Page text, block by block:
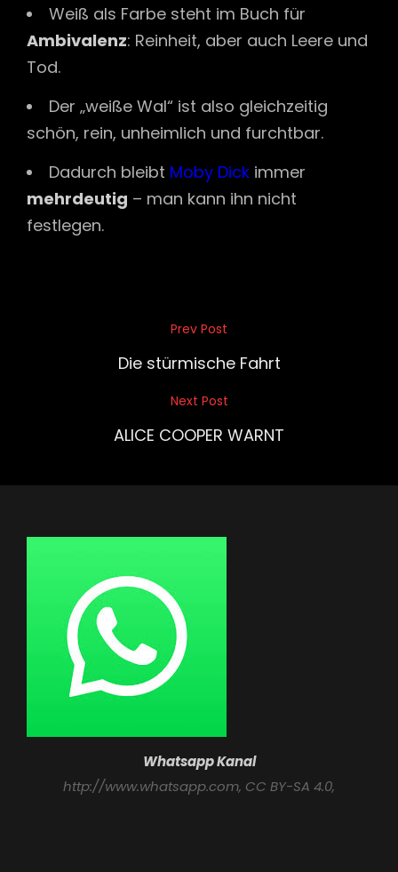
Weiß als Farbe steht im Buch für
Ambivalenz: Reinheit, aber auch Leere und
Tod.
Der „weiße Wal“ ist also gleichzeitig
schön, rein, unheimlich und furchtbar.
Dadurch bleibt Moby Dick immer
mehrdeutig – man kann ihn nicht
festlegen.
Beitragsnavigation
Prev Post
Die stürmische Fahrt
Next Post
ALICE COOPER WARNT
Whatsapp Kanal
http://www.whatsapp.com, CC BY-SA 4.0,